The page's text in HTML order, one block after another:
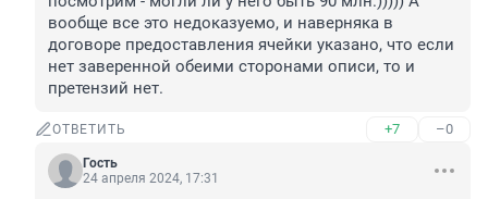
вообще все это недоказуемо, и наверняка в
договоре предоставления ячейки указано, что если
нет заверенной обеими сторонами описи, то и
претензий нет.
ОТВЕТИТЬ +7 –0
Гость
24 апреля 2024, 17:31